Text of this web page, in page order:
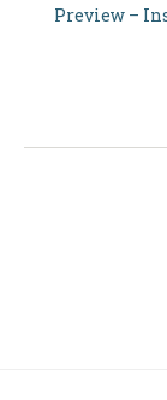
Preview –